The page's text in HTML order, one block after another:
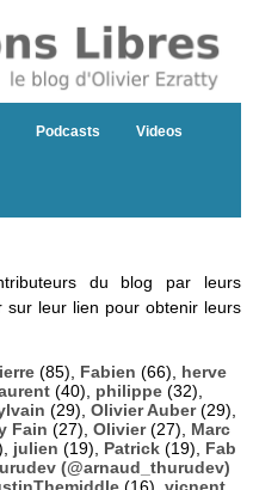
Podcasts Videos
du blog par leurs
sur leur lien pour obtenir leurs
(85), Fabien (66), herve
(40), philippe (32),
(29), Olivier Auber(29),
Fain (27), Olivier(27), Marc
julien (19), Patrick (19), Fab
(@arnaud_thurudev)